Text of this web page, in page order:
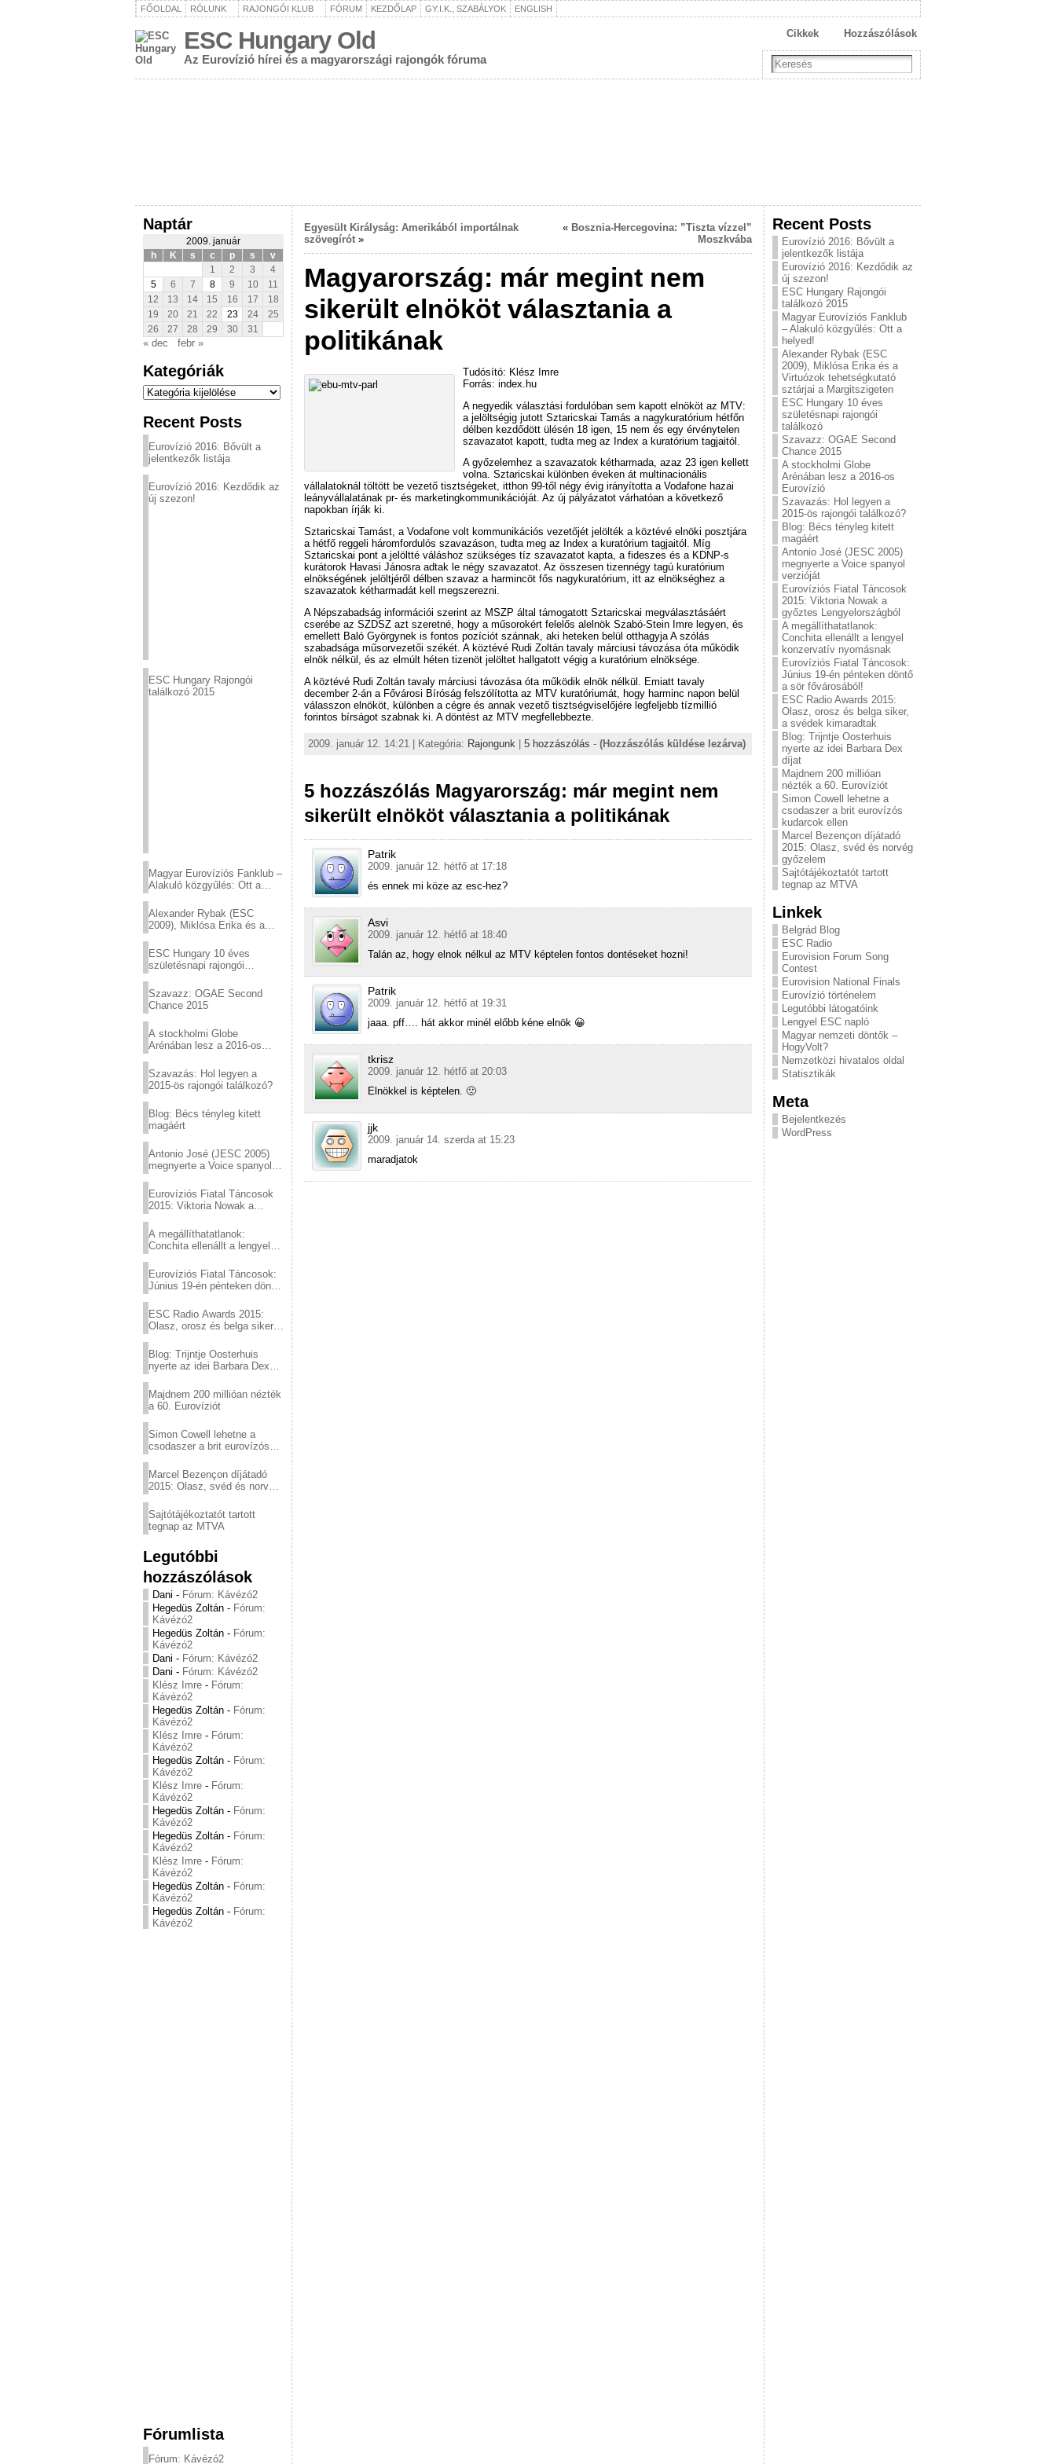
FŐOLDAL RÓLUNK RAJONGÓI KLUB FÓRUM KEZDŐLAP GY.I.K., SZABÁLYOK ENGLISH
ESC Hungary Old
Az Eurovízió hírei és a magyarországi rajongók fóruma
Hozzászólások
Cikkek
Naptár
2009. január
h
K s c p s
v
1
2 3
4
5
6 7 8 9 10
11
12
13 14 15 16 17
18
19
20 21 22 23 24
25
26
27 28 29 30 31
« dec febr »
Kategóriák
Kategóriák
Recent Posts
Eurovízió 2016: Bővült a
jelentkezők listája
Eurovízió 2016: Kezdődik az
új szezon!
ESC Hungary Rajongói
találkozó 2015
Magyar Eurovíziós Fanklub –
Alakuló közgyűlés: Ott a
Alexander Rybak (ESC
2009), Miklósa Erika és a
sztárjai a Margitszigeten
ESC Hungary 10 éves
születésnapi rajongói
Szavazz: OGAE Second
Chance 2015
A stockholmi Globe
Arénában lesz a 2016-os
Szavazás: Hol legyen a
2015-ös rajongói találkozó?
Blog: Bécs tényleg kitett
magáért
Antonio José (JESC 2005)
megnyerte a Voice spanyol
Eurovíziós Fiatal Táncosok
2015: Viktoria Nowak a
A megállíthatatlanok:
Conchita ellenállt a lengyel
Eurovíziós Fiatal Táncosok:
Június 19-én pénteken döntő
ESC Radio Awards 2015:
Olasz, orosz és belga siker,
Blog: Trijntje Oosterhuis
nyerte az idei Barbara Dex
Majdnem 200 millióan nézték
a 60. Eurovíziót
Simon Cowell lehetne a
csodaszer a brit eurovízós
Marcel Bezençon díjátadó
2015: Olasz, svéd és norvég
Sajtótájékoztatót tartott
tegnap az MTVA
Legutóbbi
hozzászólások
Dani - Fórum: Kávézó2
Hegedüs Zoltán - Fórum:
Kávézó2
Hegedüs Zoltán - Fórum:
Kávézó2
Dani - Fórum: Kávézó2
Dani - Fórum: Kávézó2
Klész Imre - Fórum:
Kávézó2
Hegedüs Zoltán - Fórum:
Kávézó2
Klész Imre - Fórum:
Kávézó2
Hegedüs Zoltán - Fórum:
Kávézó2
Klész Imre - Fórum:
Kávézó2
Hegedüs Zoltán - Fórum:
Kávézó2
Hegedüs Zoltán - Fórum:
Kávézó2
Klész Imre - Fórum:
Kávézó2
Hegedüs Zoltán - Fórum:
Kávézó2
Hegedüs Zoltán - Fórum:
Kávézó2
Fórumlista
Fórum: Kávézó2
Egyesült Királyság: Amerikából importálnak
szövegírót »
« Bosznia-Hercegovina: ”Tiszta vízzel”
Moszkvába
Magyarország: már megint nem
sikerült elnököt választania a
politikának
Tudósító: Klész Imre
Forrás: index.hu
A negyedik választási fordulóban sem kapott elnököt az MTV:
a jelöltségig jutott Sztaricskai Tamás a nagykuratórium hétfőn
délben kezdődött ülésén 18 igen, 15 nem és egy érvénytelen
szavazatot kapott, tudta meg az Index a kuratórium tagjaitól.
A győzelemhez a szavazatok kétharmada, azaz 23 igen kellett
volna. Sztaricskai különben éveken át multinacionális
vállalatoknál töltött be vezető tisztségeket, itthon 99-től négy évig irányította a Vodafone hazai
leányvállalatának pr- és marketingkommunikációját. Az új pályázatot várhatóan a következő
napokban írják ki.
Sztaricskai Tamást, a Vodafone volt kommunikációs vezetőjét jelölték a köztévé elnöki posztjára
a hétfő reggeli háromfordulós szavazáson, tudta meg az Index a kuratórium tagjaitól. Míg
Sztaricskai pont a jelöltté váláshoz szükséges tíz szavazatot kapta, a fideszes és a KDNP-s
kurátorok Havasi Jánosra adtak le négy szavazatot. Az összesen tizennégy tagú kuratórium
elnökségének jelöltjéről délben szavaz a harmincöt fős nagykuratórium, itt az elnökséghez a
szavazatok kétharmadát kell megszerezni.
A Népszabadság információi szerint az MSZP által támogatott Sztaricskai megválasztásáért
cserébe az SZDSZ azt szeretné, hogy a műsorokért felelős alelnök Szabó-Stein Imre legyen, és
emellett Baló Györgynek is fontos pozíciót szánnak, aki heteken belül otthagyja A szólás
szabadsága műsorvezetői székét. A köztévé Rudi Zoltán tavaly márciusi távozása óta működik
elnök nélkül, és az elmúlt héten tizenöt jelöltet hallgatott végig a kuratórium elnöksége.
A köztévé Rudi Zoltán tavaly márciusi távozása óta működik elnök nélkül. Emiatt tavaly
december 2-án a Fővárosi Bíróság felszólította az MTV kuratóriumát, hogy harminc napon belül
válasszon elnököt, különben a cégre és annak vezető tisztségviselőjére legfeljebb tízmillió
forintos bírságot szabnak ki. A döntést az MTV megfellebbezte.
2009. január 12. 14:21 | Kategória: Rajongunk | 5 hozzászólás - (Hozzászólás küldése lezárva)
5 hozzászólás Magyarország: már megint nem
sikerült elnököt választania a politikának
Patrik
2009. január 12. hétfő at 17:18
és ennek mi köze az esc-hez?
Asvi
2009. január 12. hétfő at 18:40
Talán az, hogy elnok nélkul az MTV képtelen fontos dontéseket hozni!
Patrik
2009. január 12. hétfő at 19:31
jaaa. pff…. hát akkor minél előbb kéne elnök 😀
tkrisz
2009. január 12. hétfő at 20:03
Elnökkel is képtelen. 🙁
jjk
2009. január 14. szerda at 15:23
maradjatok
Recent Posts
Eurovízió 2016: Bővült a
jelentkezők listája
Eurovízió 2016: Kezdődik az
új szezon!
ESC Hungary Rajongói
találkozó 2015
Magyar Eurovíziós Fanklub
– Alakuló közgyűlés: Ott a
helyed!
Alexander Rybak (ESC
2009), Miklósa Erika és a
Virtuózok tehetségkutató
sztárjai a Margitszigeten
ESC Hungary 10 éves
születésnapi rajongói
találkozó
Szavazz: OGAE Second
Chance 2015
A stockholmi Globe
Arénában lesz a 2016-os
Eurovízió
Szavazás: Hol legyen a
2015-ös rajongói találkozó?
Blog: Bécs tényleg kitett
magáért
Antonio José (JESC 2005)
megnyerte a Voice spanyol
verzióját
Eurovíziós Fiatal Táncosok
2015: Viktoria Nowak a
győztes Lengyelországból
A megállíthatatlanok:
Conchita ellenállt a lengyel
konzervatív nyomásnak
Eurovíziós Fiatal Táncosok:
Június 19-én pénteken döntő
a sör fővárosából!
ESC Radio Awards 2015:
Olasz, orosz és belga siker,
a svédek kimaradtak
Blog: Trijntje Oosterhuis
nyerte az idei Barbara Dex
díjat
Majdnem 200 millióan
nézték a 60. Eurovíziót
Simon Cowell lehetne a
csodaszer a brit eurovízós
kudarcok ellen
Marcel Bezençon díjátadó
2015: Olasz, svéd és norvég
győzelem
Sajtótájékoztatót tartott
tegnap az MTVA
Linkek
Belgrád Blog
ESC Radio
Eurovision Forum Song
Contest
Eurovision National Finals
Eurovízió történelem
Legutóbbi látogatóink
Lengyel ESC napló
Magyar nemzeti döntők –
HogyVolt?
Nemzetközi hivatalos oldal
Statisztikák
Meta
Bejelentkezés
WordPress